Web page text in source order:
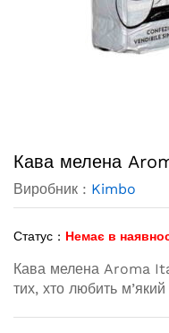
Кава мелена
Виробник : Kimbo
Статус : Немає в
Кава мелена Aroma
тих, хто любить